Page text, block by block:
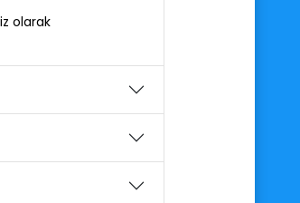
olarak